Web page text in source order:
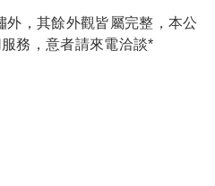
外，其餘外觀皆屬完整，本公
務，意者請來電洽談*